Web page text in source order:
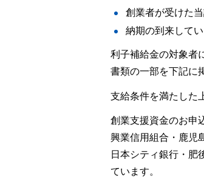
創業者が受けた
納期の到来して
利子補給金の対象者
書類の一部を下記に
支給条件を満たした
創業支援資金のお申
興業信用組合・鹿児
日本シティ銀行・肥
ています。